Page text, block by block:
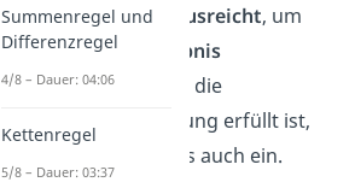
Voraussetzung, die
ausreicht, um
ein bestimmtes
Ergebnis
hervorzurufen. Wenn die
hinreichende Bedingung erfüllt ist,
dann tritt das Ereignis auch ein.
Summenregel und
Differenzregel
4/8 – Dauer: 04:06
Kettenregel
5/8 – Dauer: 03:37